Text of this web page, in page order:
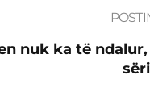
nuk ka të